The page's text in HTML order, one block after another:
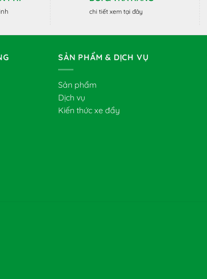
chi tiết xem tại đây
SẢN PHẨM & DỊCH VỤ
Sản phẩm
Dịch vụ
Kiến thức xe đẩy